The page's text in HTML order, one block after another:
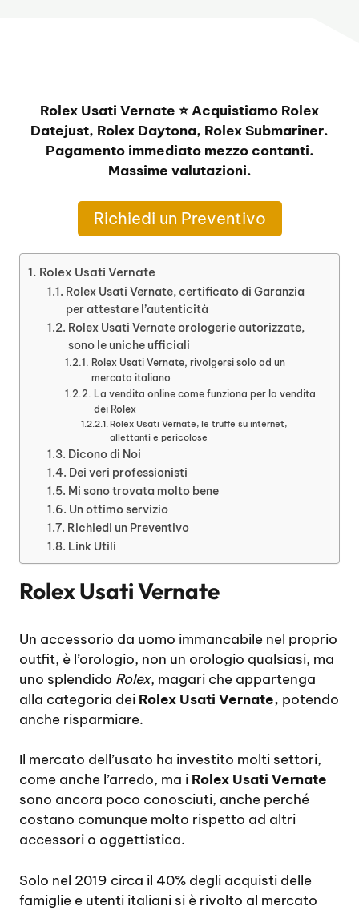
Rolex Usati Vernate ⭐ Acquistiamo Rolex
Datejust, Rolex Daytona, Rolex Submariner.
Pagamento immediato mezzo contanti.
Massime valutazioni.
Richiedi un Preventivo
Rolex Usati Vernate
Rolex Usati Vernate, certificato di Garanzia
per attestare l’autenticità
Rolex Usati Vernate orologerie autorizzate,
sono le uniche ufficiali
Rolex Usati Vernate, rivolgersi solo ad un
mercato italiano
La vendita online come funziona per la vendita
dei Rolex
Rolex Usati Vernate, le truffe su internet,
allettanti e pericolose
Dicono di Noi
Dei veri professionisti
Mi sono trovata molto bene
Un ottimo servizio
Richiedi un Preventivo
Link Utili
Rolex Usati Vernate
Un accessorio da uomo immancabile nel proprio
outfit, è l’orologio, non un orologio qualsiasi, ma
uno splendido Rolex, magari che appartenga
alla categoria dei Rolex Usati Vernate, potendo
anche risparmiare.
Il mercato dell’usato ha investito molti settori,
come anche l’arredo, ma i Rolex Usati Vernate
sono ancora poco conosciuti, anche perché
costano comunque molto rispetto ad altri
accessori o oggettistica.
Solo nel 2019 circa il 40% degli acquisti delle
famiglie e utenti italiani si è rivolto al mercato